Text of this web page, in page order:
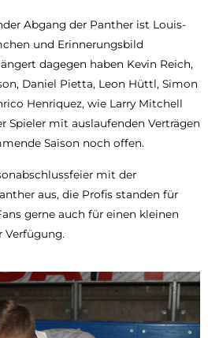
Abgang der Panther ist Louis-
und Erinnerungsbild
dagegen haben Kevin Reich,
Daniel Pietta, Leon Hüttl, Simon
Henriquez, wie Larry Mitchell
Spieler mit auslaufenden Verträgen
Saison noch offen.
mit der
aus, die Profis standen für
gerne auch für einen kleinen
Verfügung.